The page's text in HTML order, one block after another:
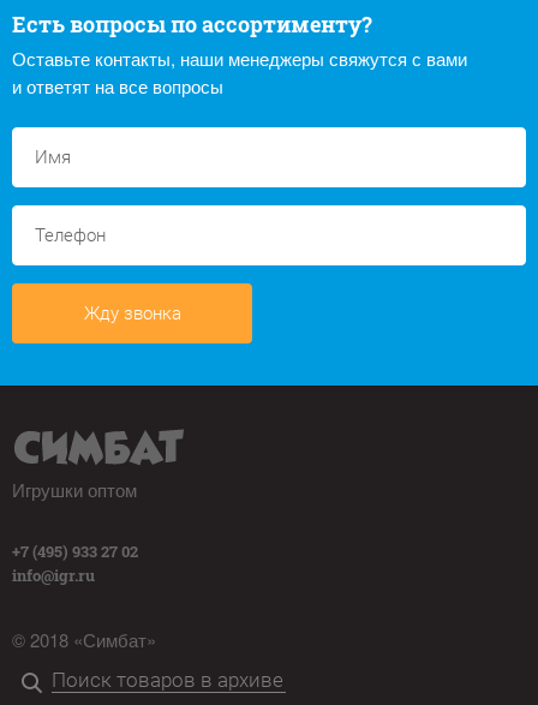
Есть вопросы по ассортименту?
Оставьте контакты, наши менеджеры свяжутся с вами
и ответят на все вопросы
Жду звонка
Игрушки оптом
+7 (495) 933 27 02
info@igr.ru
© 2018 «Симбат»